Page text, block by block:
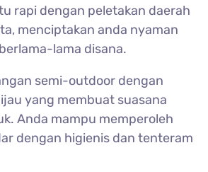
rapi dengan peletakan daerah
menciptakan anda nyaman
lama disana.
semi-outdoor dengan
yang membuat suasana
Anda mampu memperoleh
dengan higienis dan tenteram